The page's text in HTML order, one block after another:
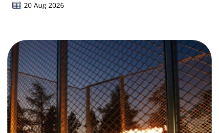
20 Aug 2026